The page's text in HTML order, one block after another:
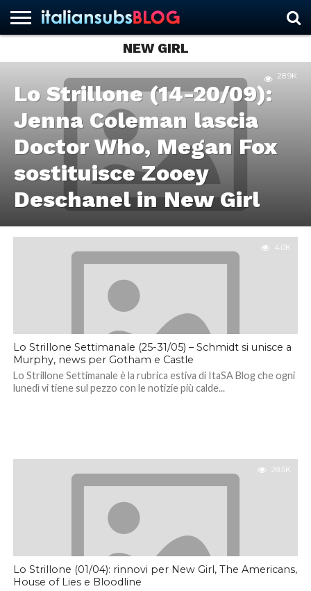
NEWS
ASCOLTI
RECENSIONI
INTERVISTE
CURIOSITÀ
CHI
SIAMO
CONTATTACI
FORUM
ITALIANSUBS
NEW GIRL
Lo Strillone (14-20/09):
Jenna Coleman lascia
Doctor Who, Megan Fox
sostituisce Zooey
Deschanel in New Girl
28.9K
4.0K
Lo Strillone Settimanale (25-31/05) – Schmidt si unisce a
Murphy, news per Gotham e Castle
Lo Strillone Settimanale è la rubrica estiva di ItaSA Blog che ogni
lunedì vi tiene sul pezzo con le notizie più calde...
28.5K
Lo Strillone (01/04): rinnovi per New Girl, The Americans,
House of Lies e Bloodline